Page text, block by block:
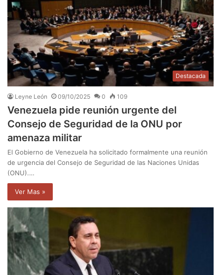
Destacada
Leyne León 09/10/2025 0 109
Venezuela pide reunión urgente del
Consejo de Seguridad de la ONU por
amenaza militar
El Gobierno de Venezuela ha solicitado formalmente una reunión
de urgencia del Consejo de Seguridad de las Naciones Unidas
(ONU).…
Ver Mas »